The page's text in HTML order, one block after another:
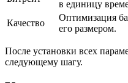
в единицу
Качество
Оптимизация
его размером.
После установки всех
следующему шагу.